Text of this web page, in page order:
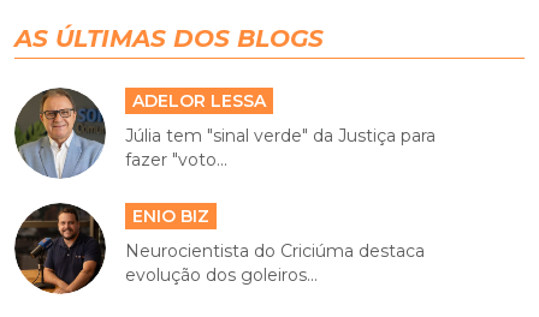
AS ÚLTIMAS DOS BLOGS
ADELOR LESSA
Júlia tem "sinal verde" da Justiça para
fazer "voto...
ENIO BIZ
Neurocientista do Criciúma destaca
evolução dos goleiros...